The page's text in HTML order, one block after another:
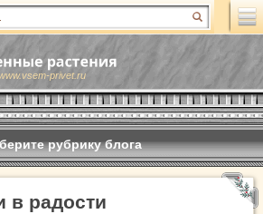
privet.ru
рубрику блога
в радости